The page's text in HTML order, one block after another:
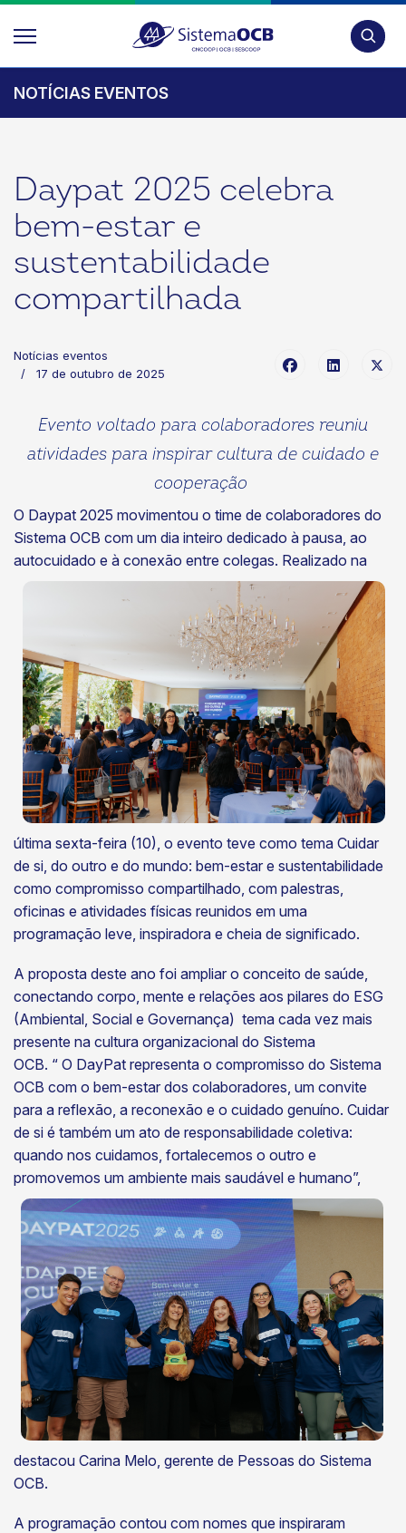
NOTÍCIAS EVENTOS
Daypat 2025 celebra
bem-estar e
sustentabilidade
compartilhada
Notícias eventos
17 de outubro de 2025
Evento voltado para colaboradores reuniu
atividades para inspirar cultura de cuidado e
cooperação
O Daypat 2025 movimentou o time de colaboradores do
Sistema OCB com um dia inteiro dedicado à pausa, ao
autocuidado e à conexão entre colegas. Realizado na
última sexta-feira (10), o evento teve como tema Cuidar
de si, do outro e do mundo: bem-estar e sustentabilidade
como compromisso compartilhado, com palestras,
oficinas e atividades físicas reunidos em uma
programação leve, inspiradora e cheia de significado.
A proposta deste ano foi ampliar o conceito de saúde,
conectando corpo, mente e relações aos pilares do ESG
(Ambiental, Social e Governança) tema cada vez mais
presente na cultura organizacional do Sistema
OCB. “ O DayPat representa o compromisso do Sistema
OCB com o bem-estar dos colaboradores, um convite
para a reflexão, a reconexão e o cuidado genuíno. Cuidar
de si é também um ato de responsabilidade coletiva:
quando nos cuidamos, fortalecemos o outro e
promovemos um ambiente mais saudável e humano”,
destacou Carina Melo, gerente de Pessoas do Sistema
OCB.
A programação contou com nomes que inspiraram